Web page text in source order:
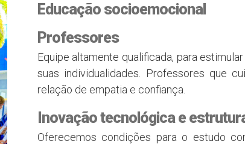
Educação socioemocional
Professores
Equipe altamente qualificada, para
suas individualidades. Professores que
relação de empatia e confiança.
Inovação tecnológica e
Oferecemos condições para o estudo